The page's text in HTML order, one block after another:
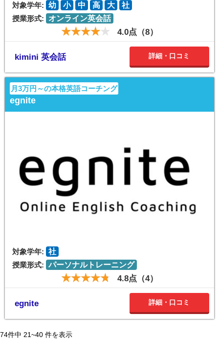
対象学年: 幼 小 中 高 大
社
授業形式:
オンライン英会話
4.0点（8）
kimini 英会話 詳細・口コミ
月3万円～の本格英語コーチング
egnite
対象学年: 社
授業形式: パーソナルトレーニング
4.8点（4）
egnite 詳細・口コミ
74件中 21~40 件を表示